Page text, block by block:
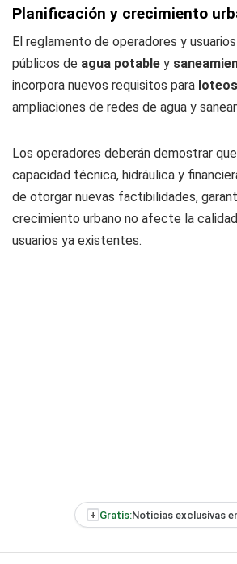
Planificación y crecimiento
El reglamento de operadores y
públicos de agua potable y
incorpora nuevos requisitos para loteos
ampliaciones de redes de agua y
Los operadores deberán demostrar
capacidad técnica, hidráulica y
de otorgar nuevas factibilidades,
crecimiento urbano no afecte la
usuarios ya existentes.
+ Gratis:Noticias exclusivas